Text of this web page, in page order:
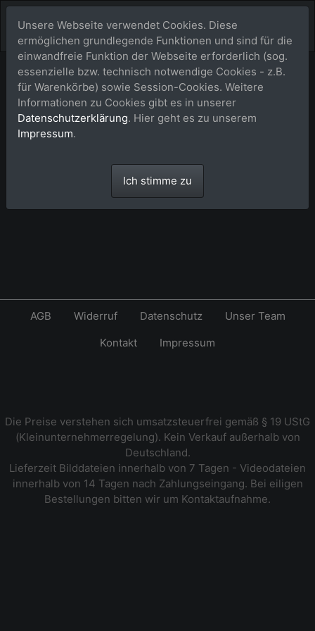
Warenkorb
Dein Warenkorb ist leer.
Unsere Webseite verwendet Cookies. Diese
ermöglichen grundlegende Funktionen und sind für die
einwandfreie Funktion der Webseite erforderlich (sog.
essenzielle bzw. technisch notwendige Cookies - z.B.
für Warenkörbe) sowie Session-Cookies. Weitere
Informationen zu Cookies gibt es in unserer
Datenschutzerklärung. Hier geht es zu unserem
Impressum.
Ich stimme zu
AGB Widerruf Datenschutz
Unser Team
Kontakt
Impressum
Die Preise verstehen sich umsatzsteuerfrei gemäß § 19 UStG
(Kleinunternehmerregelung). Kein Verkauf außerhalb von
Deutschland.
Lieferzeit Bilddateien innerhalb von 7 Tagen - Videodateien
innerhalb von 14 Tagen nach Zahlungseingang. Bei eiligen
Bestellungen bitten wir um Kontaktaufnahme.